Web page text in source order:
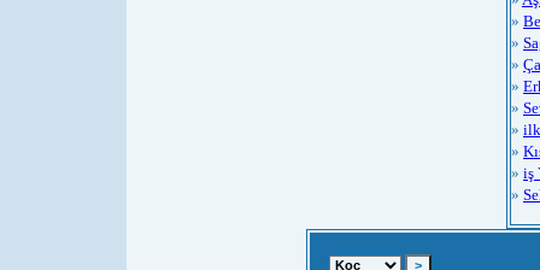
»
»
»
»
»
» ilk
»
» iş
»